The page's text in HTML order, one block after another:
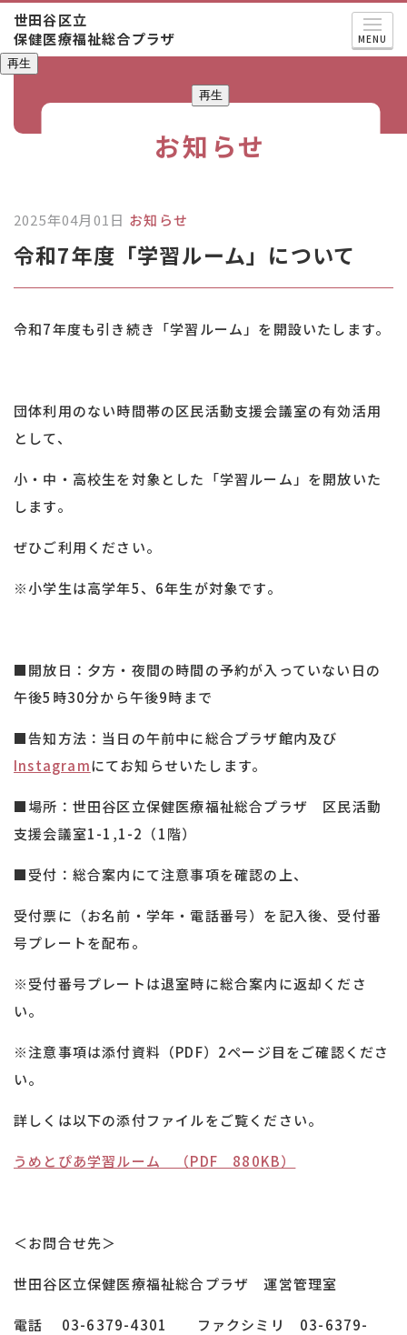
世田谷区立
保健医療福祉総合プラザ
MENU
再生
再生
お知らせ
2025年04月01日 お知らせ
令和7年度「学習ルーム」について
令和7年度も引き続き「学習ルーム」を開設いたします。
団体利用のない時間帯の区民活動支援会議室の有効活用
として、
小・中・高校生を対象とした「学習ルーム」を開放いた
します。
ぜひご利用ください。
※小学生は高学年5、6年生が対象です。
■開放日：夕方・夜間の時間の予約が入っていない日の
午後5時30分から午後9時まで
■告知方法：当日の午前中に総合プラザ館内及び
Instagramにてお知らせいたします。
■場所：世田谷区立保健医療福祉総合プラザ 区民活動
支援会議室1-1,1-2（1階）
■受付：総合案内にて注意事項を確認の上、
受付票に（お名前・学年・電話番号）を記入後、受付番
号プレートを配布。
※受付番号プレートは退室時に総合案内に返却くださ
い。
※注意事項は添付資料（PDF）2ページ目をご確認くださ
い。
詳しくは以下の添付ファイルをご覧ください。
うめとぴあ学習ルーム （PDF 880KB）
＜お問合せ先＞
世田谷区立保健医療福祉総合プラザ 運営管理室
電話 03-6379-4301 ファクシミリ 03-6379-